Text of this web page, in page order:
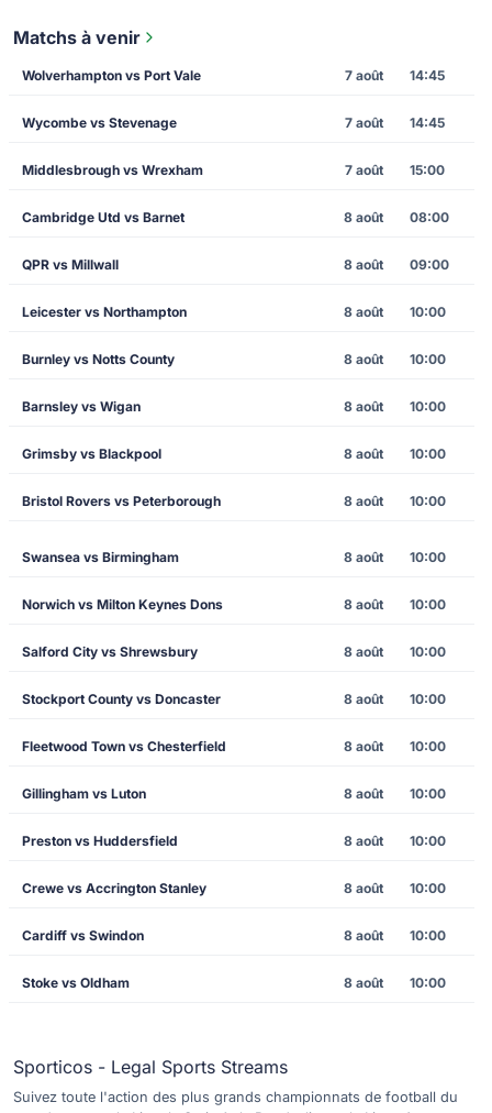
Matchs à venir
Wolverhampton vs Port Vale 7 août 14:45
Wycombe vs Stevenage 7 août 14:45
Middlesbrough vs Wrexham 7 août 15:00
Cambridge Utd vs Barnet 8 août 08:00
QPR vs Millwall 8 août 09:00
Leicester vs Northampton 8 août 10:00
Burnley vs Notts County 8 août 10:00
Barnsley vs Wigan 8 août 10:00
Grimsby vs Blackpool 8 août 10:00
Bristol Rovers vs Peterborough 8 août 10:00
Swansea vs Birmingham 8 août 10:00
Norwich vs Milton Keynes Dons 8 août 10:00
Salford City vs Shrewsbury 8 août 10:00
Stockport County vs Doncaster 8 août 10:00
Fleetwood Town vs Chesterfield 8 août 10:00
Gillingham vs Luton 8 août 10:00
Preston vs Huddersfield 8 août 10:00
Crewe vs Accrington Stanley 8 août 10:00
Cardiff vs Swindon 8 août 10:00
Stoke vs Oldham 8 août 10:00
Sporticos - Legal Sports Streams
Suivez toute l'action des plus grands championnats de football du